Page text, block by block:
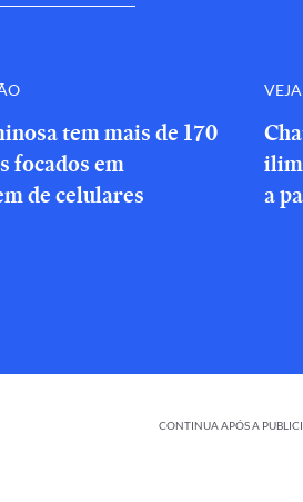
tem mais de 170
focados em
de celulares
a
CONTINUA APÓS A